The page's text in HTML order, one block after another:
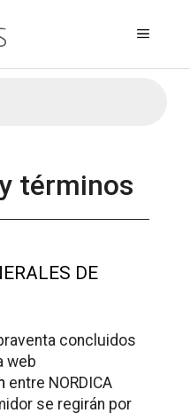
términos
DE
concluidos
web
entre NORDICA
se regirán por